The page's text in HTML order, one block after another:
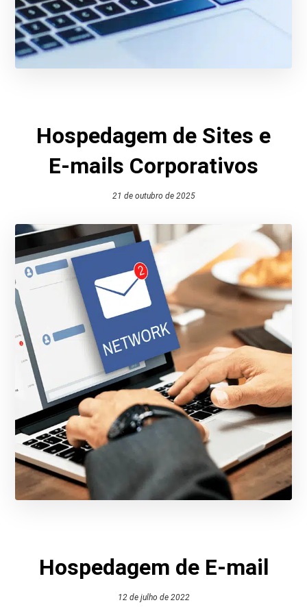
Hospedagem de Sites e
E-mails Corporativos
21 de outubro de 2025
Hospedagem de E-mail
12 de julho de 2022